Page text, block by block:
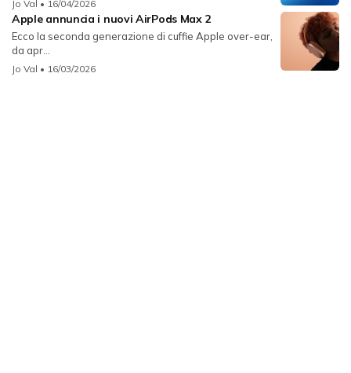
Jo Val • 16/04/2026
Apple annuncia i nuovi AirPods Max 2
Ecco la seconda generazione di cuffie Apple over-ear,
da apr...
Jo Val • 16/03/2026